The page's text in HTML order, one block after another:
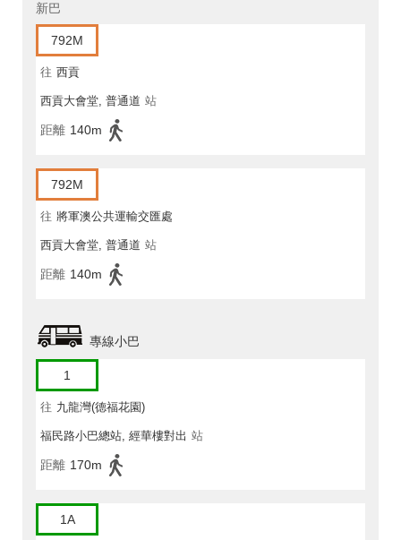
新巴
792M
往 西貢
西貢大會堂, 普通道 站
距離 140m
792M
往 將軍澳公共運輸交匯處
西貢大會堂, 普通道 站
距離 140m
專線小巴
1
往 九龍灣(德福花園)
福民路小巴總站, 經華樓對出 站
距離 170m
1A